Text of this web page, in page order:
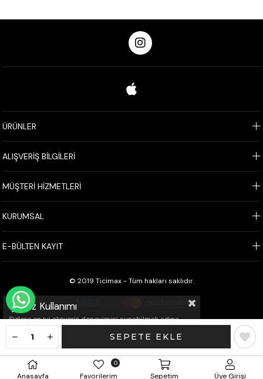
ÜRÜNLER
ALIŞVERİŞ BİLGİLERİ
MÜŞTERİ HİZMETLERİ
KURUMSAL
E-BÜLTEN KAYIT
© 2019 Ticimax - Tüm hakları saklıdır.
Çerez Kullanımı
Sizlere en iyi alışveriş deneyimini sunabilmek adına
bilgi için Kvkk sözleşmesini inceleyebilirsiniz.
Anasayfa Favorilerim
0
Sepetim Üye Girişi